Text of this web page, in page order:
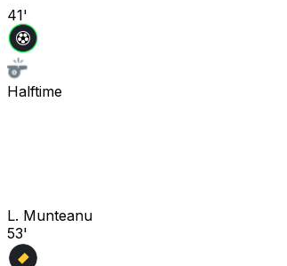
41'
Halftime
L. Munteanu
53'